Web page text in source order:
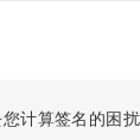
计算签名的困
的 K8s 服务
码